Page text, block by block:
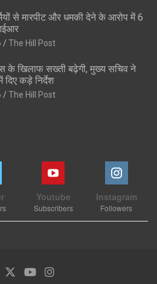
से मारपीट और धमकी देने के आरोप में 6
The Hill Post
के खिलाफ सख्ती बढ़ेगी, मुख्य सचिव ने
कड़े निर्देश
The Hill Post
Youtube
Subscribers
Instagram
Followers